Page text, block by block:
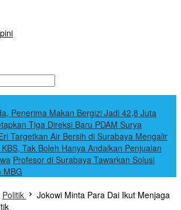
Penerima Makan Bergizi Jadi 42,8 Juta
Tiga Direksi Baru PDAM Surya
Targetkan Air Bersih di Surabaya Mengalir
Tak Boleh Hanya Andalkan Penjualan
Profesor di Surabaya Tawarkan Solusi
MBG
Politik
Jokowi Minta Para Dai Ikut Menjaga